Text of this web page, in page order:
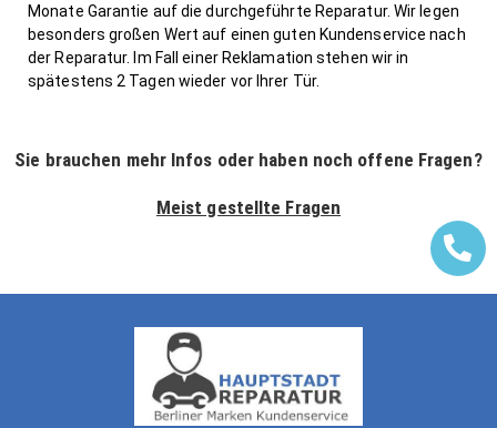
Monate Garantie auf die durchgeführte Reparatur. Wir legen
besonders großen Wert auf einen guten Kundenservice nach
der Reparatur. Im Fall einer Reklamation stehen wir in
spätestens 2 Tagen wieder vor Ihrer Tür.
Sie brauchen mehr Infos oder haben noch offene Fragen?
Meist gestellte Fragen